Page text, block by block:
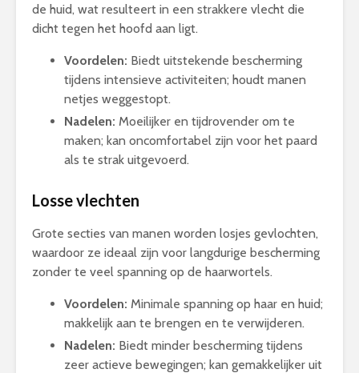
de huid, wat resulteert in een strakkere vlecht die
dicht tegen het hoofd aan ligt.
Voordelen: Biedt uitstekende bescherming
tijdens intensieve activiteiten; houdt manen
netjes weggestopt.
Nadelen: Moeilijker en tijdrovender om te
maken; kan oncomfortabel zijn voor het paard
als te strak uitgevoerd.
Losse vlechten
Grote secties van manen worden losjes gevlochten,
waardoor ze ideaal zijn voor langdurige bescherming
zonder te veel spanning op de haarwortels.
Voordelen: Minimale spanning op haar en huid;
makkelijk aan te brengen en te verwijderen.
Nadelen: Biedt minder bescherming tijdens
zeer actieve bewegingen; kan gemakkelijker uit